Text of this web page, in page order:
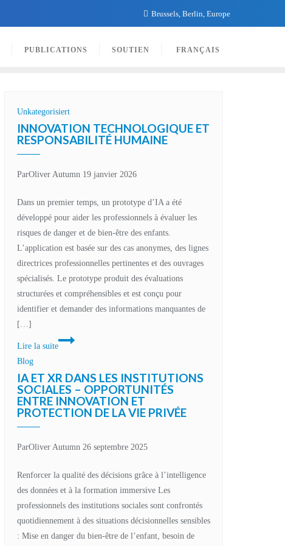
Brussels, Berlin, Europe
PUBLICATIONS SOUTIEN FRANÇAIS
Unkategorisiert
INNOVATION TECHNOLOGIQUE ET
RESPONSABILITÉ HUMAINE
ParOliver Autumn 19 janvier 2026
Dans un premier temps, un prototype d’IA a été
développé pour aider les professionnels à évaluer les
risques de danger et de bien-être des enfants.
L’application est basée sur des cas anonymes, des lignes
directrices professionnelles pertinentes et des ouvrages
spécialisés. Le prototype produit des évaluations
structurées et compréhensibles et est conçu pour
identifier et demander des informations manquantes de
[…]
Lire la suite
Innovation
responsabilité
humaine
Blog
IA ET XR DANS LES INSTITUTIONS
SOCIALES – OPPORTUNITÉS
ENTRE INNOVATION ET
PROTECTION DE LA VIE PRIVÉE
ParOliver Autumn 26 septembre 2025
Renforcer la qualité des décisions grâce à l’intelligence
des données et à la formation immersive Les
professionnels des institutions sociales sont confrontés
quotidiennement à des situations décisionnelles sensibles
: Mise en danger du bien-être de l’enfant, besoin de